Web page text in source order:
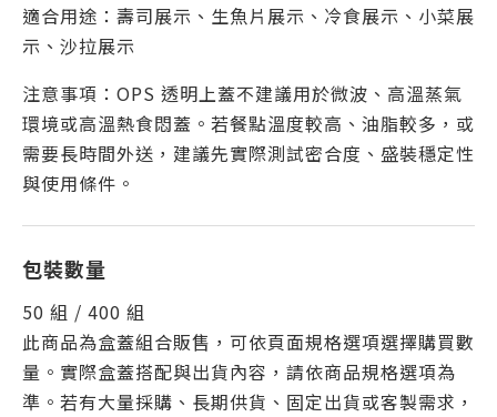
適合用途：壽司展示、生魚片展示、冷食展示、小菜展
示、沙拉展示
注意事項：OPS 透明上蓋不建議用於微波、高溫蒸氣
環境或高溫熱食悶蓋。若餐點溫度較高、油脂較多，或
需要長時間外送，建議先實際測試密合度、盛裝穩定性
與使用條件。
包裝數量
50 組 / 400 組
此商品為盒蓋組合販售，可依頁面規格選項選擇購買數
量。實際盒蓋搭配與出貨內容，請依商品規格選項為
準。若有大量採購、長期供貨、固定出貨或客製需求，